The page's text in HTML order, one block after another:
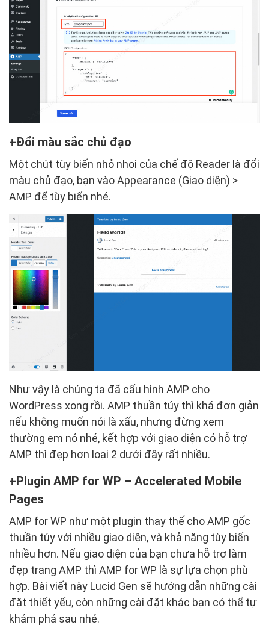
Đổi màu sắc chủ đạo
Một chút tùy biến nhỏ nhoi của chế độ Reader là đổi
màu chủ đạo, bạn vào Appearance (Giao diện) >
AMP để tùy biến nhé.
Như vậy là chúng ta đã cấu hình AMP cho
WordPress xong rồi. AMP thuần túy thì khá đơn giản
nếu không muốn nói là xấu, nhưng đừng xem
thường em nó nhé, kết hợp với giao diện có hỗ trợ
AMP thì đẹp hơn loại 2 dưới đây rất nhiều.
Plugin AMP for WP – Accelerated Mobile
Pages
AMP for WP như một plugin thay thế cho AMP gốc
thuần túy với nhiều giao diện, và khả năng tùy biến
nhiều hơn. Nếu giao diện của bạn chưa hỗ trợ làm
đẹp trang AMP thì AMP for WP là sự lựa chọn phù
hợp. Bài viết này Lucid Gen sẽ hướng dẫn những cài
đặt thiết yếu, còn những cài đặt khác bạn có thể tự
khám phá sau nhé.